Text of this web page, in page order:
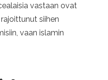
​​vastaan ​​ovat
siihen
vaan islamin